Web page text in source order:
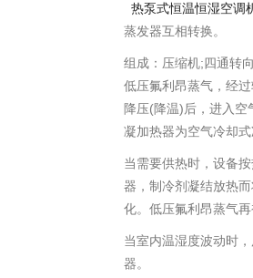
热泵式恒温恒湿空调
蒸发器互相转换。
组成：压缩机;四通转
低压氟利昂蒸气，经
降压(降温)后，进入
凝加热器为空气冷却
当需要供热时，设备
器，制冷剂凝结放热
化。低压氟利昂蒸气
当室内温湿度波动时
器。